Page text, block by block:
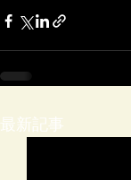
最新記事